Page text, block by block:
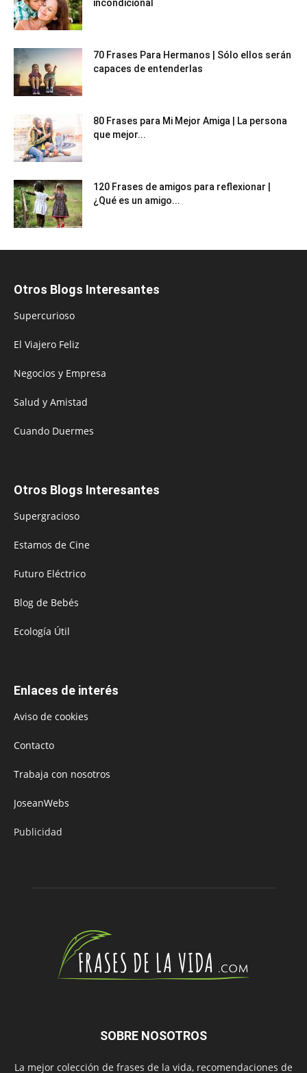
incondicional
70 Frases Para Hermanos | Sólo ellos serán
capaces de entenderlas
80 Frases para Mi Mejor Amiga | La persona
que mejor...
120 Frases de amigos para reflexionar |
¿Qué es un amigo...
Otros Blogs Interesantes
Supercurioso
El Viajero Feliz
Negocios y Empresa
Salud y Amistad
Cuando Duermes
Otros Blogs Interesantes
Supergracioso
Estamos de Cine
Futuro Eléctrico
Blog de Bebés
Ecología Útil
Enlaces de interés
Aviso de cookies
Contacto
Trabaja con nosotros
JoseanWebs
Publicidad
SOBRE NOSOTROS
La mejor colección de frases de la vida, recomendaciones de